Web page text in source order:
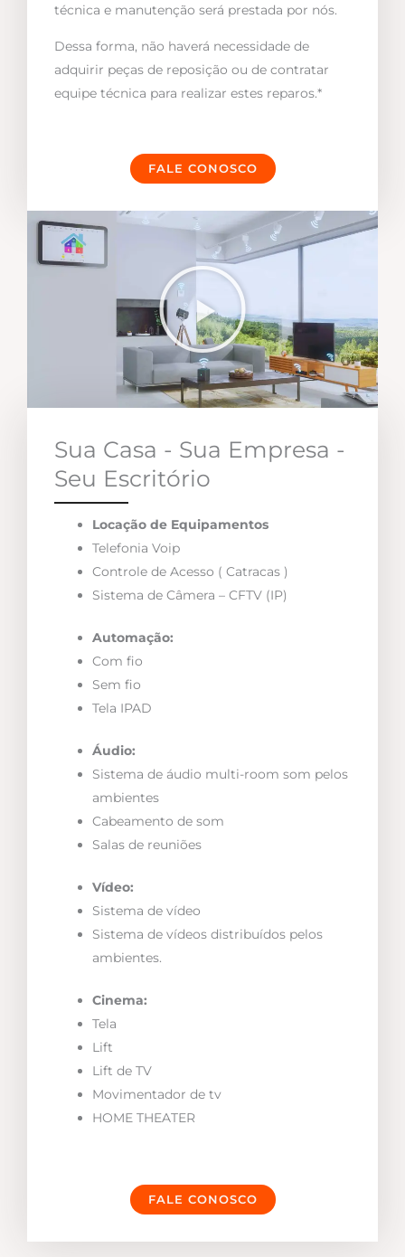
técnica e manutenção será prestada por nós.
Dessa forma, não haverá necessidade de
adquirir peças de reposição ou de contratar
equipe técnica para realizar estes reparos.*
FALE CONOSCO
Sua Casa - Sua Empresa -
Seu Escritório
Locação de Equipamentos
Telefonia Voip
Controle de Acesso ( Catracas )
Sistema de Câmera – CFTV (IP)
Automação:
Com fio
Sem fio
Tela IPAD
Áudio:
Sistema de áudio multi-room som pelos
ambientes
Cabeamento de som
Salas de reuniões
Vídeo:
Sistema de vídeo
Sistema de vídeos distribuídos pelos
ambientes.
Cinema:
Tela
Lift
Lift de TV
Movimentador de tv
HOME THEATER
FALE CONOSCO